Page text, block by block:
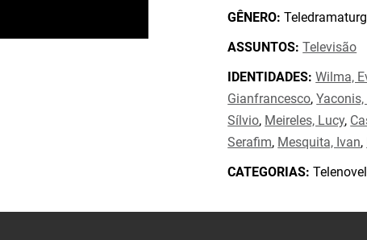
GÊNERO:
ASSUNTOS: Televisão
IDENTIDADES: Wilma,
Gianfrancesco,Yaconis,
Sílvio, Meireles, Lucy,
Serafim, Mesquita, Ivan,
CATEGORIAS: